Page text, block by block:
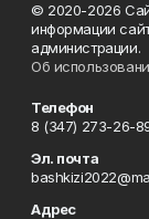
© 2020-2026
информации
администрации.
Об
Телефон
8 (347) 273-26-
Эл. почта
Адрес